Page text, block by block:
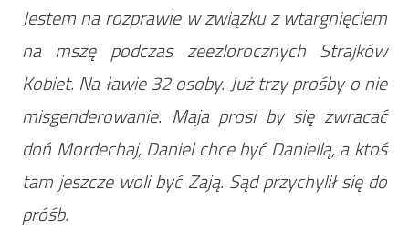
Jestem na rozprawie w związku z wtargnięciem
na mszę podczas zeezlorocznych Strajków
Kobiet. Na ławie 32 osoby. Już trzy prośby o nie
misgenderowanie. Maja prosi by się zwracać
doń Mordechaj, Daniel chce być Daniellą, a ktoś
tam jeszcze woli być Zają. Sąd przychylił się do
próśb.